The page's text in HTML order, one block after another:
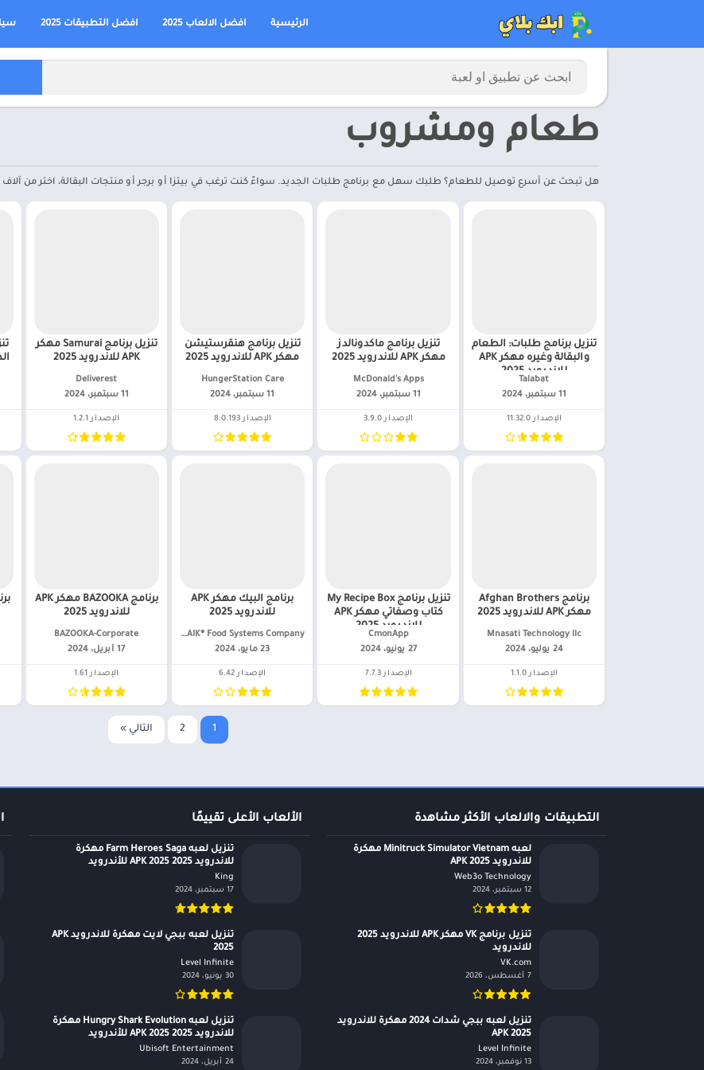
الرئيسية افضل الالعاب 2025 افضل التطبيقات 2025
طعام ومشروب
هل تبحث عن أسرع توصيل للطعام؟ طلبك سهل مع برنامج طلبات الجديد. سواءً كنت ترغب في بيتزا أو برجر أو منتجات البقالة، اختر من آلاف
تنزيل برنامج طلبات: الطعام
والبقالة وغيره مهكر APK
للاندرويد 2025
Talabat‏
11 سبتمبر، 2024
الإصدار 11.32.0
تنزيل برنامج ماكدونالدز
مهكر APK للاندرويد 2025
McDonald's Apps‏
11 سبتمبر، 2024
الإصدار 3.9.0
تنزيل برنامج هنقرستيشن
مهكر APK للاندرويد 2025
HungerStation Care‏
11 سبتمبر، 2024
الإصدار 8.0.193
تنزيل برنامج Samurai مهكر
APK للاندرويد 2025
Deliverest‏
11 سبتمبر، 2024
الإصدار 1.2.1
برنامج Afghan Brothers
مهكر APK للاندرويد 2025
Mnasati Technology llc‏
24 يوليو، 2024
الإصدار 1.1.0
تنزيل برنامج My Recipe Box
كتاب وصفاتي مهكر APK
للاندرويد 2025
CmonApp‏
27 يونيو، 2024
الإصدار 7.7.3
برنامج البيك مهكر APK
للاندرويد 2025
ALBAIK® Food Systems Company‏
23 مايو، 2024
الإصدار 6.42
برنامج BAZOOKA مهكر APK
للاندرويد 2025
BAZOOKA-Corporate‏
17 أبريل، 2024
الإصدار 1.61
1
2 التالي »
الألعاب الأعلى تقييمًا
تنزيل لعبه Farm Heroes Saga مهكرة
للاندرويد APK 2025 2025 للأندرويد
King‏
17 سبتمبر، 2024
تنزيل لعبه ببجي لايت مهكرة للاندرويد APK
2025
Level Infinite‏
30 يونيو، 2024
تنزيل لعبه Hungry Shark Evolution مهكرة
للاندرويد APK 2025 2025 للأندرويد
Ubisoft Entertainment‏
24 أبريل، 2024
التطبيقات والالعاب الأكثر مشاهدة
لعبه Minitruck Simulator Vietnam مهكرة
للاندرويد APK 2025
Web3o Technology‏
12 سبتمبر، 2024
تنزيل برنامج VK مهكر APK للاندرويد 2025
للاندرويد
VK.com‏
7 أغسطس، 2026
تنزيل لعبه ببجي شدات 2024 مهكرة للاندرويد
APK 2025
Level Infinite‏
13 نوفمبر، 2024